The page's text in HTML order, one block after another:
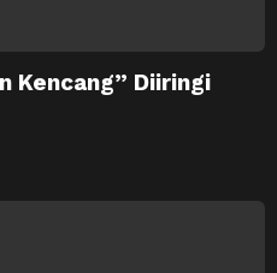
Kencang” Diiringi